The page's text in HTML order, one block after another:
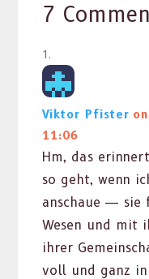
7
Viktor Pfister
11:06
Hm, das
so geht, wenn
anschaue — sie
Wesen und mit
ihrer
voll und ganz